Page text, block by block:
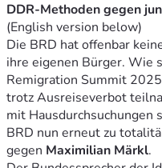
DDR-Methoden gegen
(English version below)
Die BRD hat offenbar
ihre eigenen Bürger. Wie
Remigration Summit
trotz Ausreiseverbot
mit Hausdurchsuchungen
BRD nun erneut zu
gegen Maximilian Märkl.